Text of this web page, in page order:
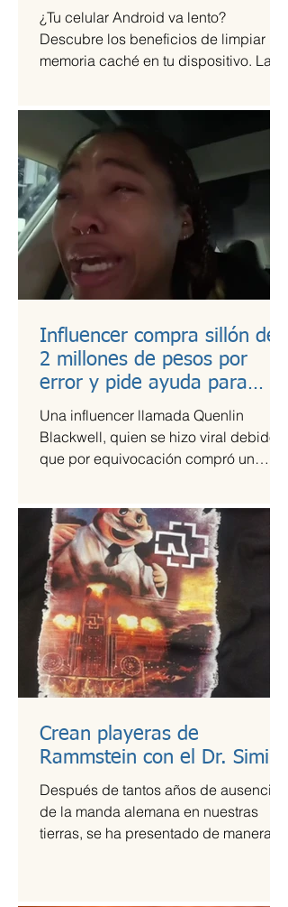
¿Tu celular Android va lento?
Descubre los beneficios de limpiar la
memoria caché en tu dispositivo. La
Influencer compra sillón de
2 millones de pesos por
error y pide ayuda para
pagarlo
Una influencer llamada Quenlin
Blackwell, quien se hizo viral debido a
que por equivocación compró un
Crean playeras de
Rammstein con el Dr. Simi
Después de tantos años de ausencia
de la manda alemana en nuestras
tierras, se ha presentado de manera